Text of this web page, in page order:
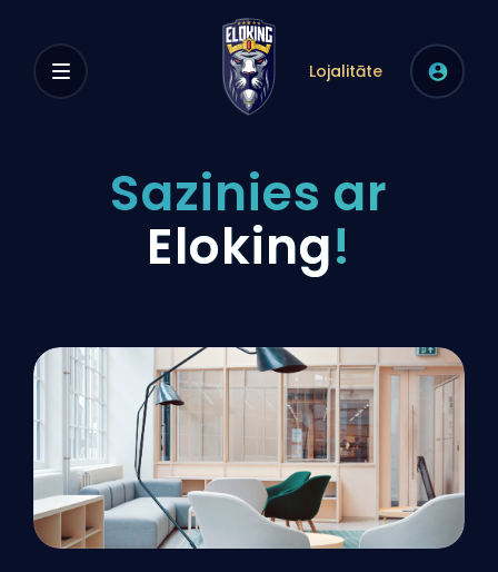
Lojalitāte
Sazinies ar
Eloking!